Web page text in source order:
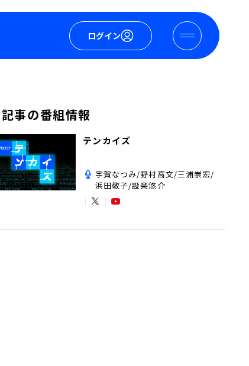
ログイン
事の番組情報
テンカイズ
宇賀なつみ/野村高文/三浦崇宏/
浜田敬子/設楽悠介